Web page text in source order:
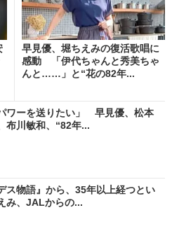
早見優、堀ちえみの復活歌唱に
感動 「伊代ちゃんと秀美ちゃ
んと……」と“花の82年...
ワーを送りたい」 早見優、松本
布川敏和、“82年...
ス物語』から、35年以上経つとい
み、JALからの...